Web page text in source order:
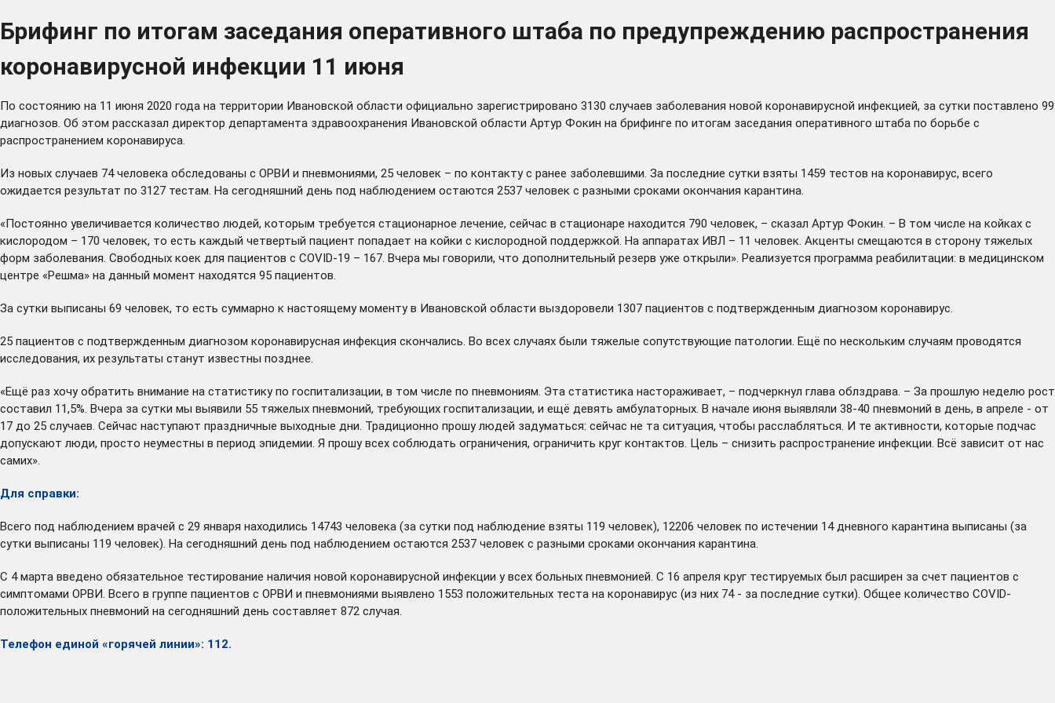
Брифинг по итогам заседания оперативного штаба по предупреждению распространения
коронавирусной инфекции 11 июня
По состоянию на 11 июня 2020 года на территории Ивановской области официально зарегистрировано 3130 случаев заболевания новой коронавирусной инфекцией, за сутки поставлено 99
диагнозов. Об этом рассказал директор департамента здравоохранения Ивановской области Артур Фокин на брифинге по итогам заседания оперативного штаба по борьбе с
распространением коронавируса.
Из новых случаев 74 человека обследованы с ОРВИ и пневмониями, 25 человек – по контакту с ранее заболевшими. За последние сутки взяты 1459 тестов на коронавирус, всего
ожидается результат по 3127 тестам. На сегодняшний день под наблюдением остаются 2537 человек с разными сроками окончания карантина.
«Постоянно увеличивается количество людей, которым требуется стационарное лечение, сейчас в стационаре находится 790 человек, – сказал Артур Фокин. – В том числе на койках с
кислородом – 170 человек, то есть каждый четвертый пациент попадает на койки с кислородной поддержкой. На аппаратах ИВЛ – 11 человек. Акценты смещаются в сторону тяжелых
форм заболевания. Свободных коек для пациентов с COVID-19­ – 167. Вчера мы говорили, что дополнительный резерв уже открыли». Реализуется программа реабилитации: в медицинском
центре «Решма» на данный момент находятся 95 пациентов.
За сутки выписаны 69 человек, то есть суммарно к настоящему моменту в Ивановской области выздоровели 1307 пациентов с подтвержденным диагнозом коронавирус.
25 пациентов с подтвержденным диагнозом коронавирусная инфекция скончались. Во всех случаях были тяжелые сопутствующие патологии. Ещё по нескольким случаям проводятся
исследования, их результаты станут известны позднее.
«Ещё раз хочу обратить внимание на статистику по госпитализации, в том числе по пневмониям. Эта статистика настораживает, – подчеркнул глава облздрава. – За прошлую неделю рост
составил 11,5%. Вчера за сутки мы выявили 55 тяжелых пневмоний, требующих госпитализации, и ещё девять амбулаторных. В начале июня выявляли 38-40 пневмоний в день, в апреле - от
17 до 25 случаев. Сейчас наступают праздничные выходные дни. Традиционно прошу людей задуматься: сейчас не та ситуация, чтобы расслабляться. И те активности, которые подчас
допускают люди, просто неуместны в период эпидемии. Я прошу всех соблюдать ограничения, ограничить круг контактов. Цель – снизить распространение инфекции. Всё зависит от нас
самих».
Для справки:
Всего под наблюдением врачей с 29 января находились 14743 человека (за сутки под наблюдение взяты 119 человек), 12206 человек по истечении 14 дневного карантина выписаны (за
сутки выписаны 119 человек). На сегодняшний день под наблюдением остаются 2537 человек с разными сроками окончания карантина.
С 4 марта введено обязательное тестирование наличия новой коронавирусной инфекции у всех больных пневмонией. С 16 апреля круг тестируемых был расширен за счет пациентов с
симптомами ОРВИ. Всего в группе пациентов с ОРВИ и пневмониями выявлено 1553 положительных теста на коронавирус (из них 74 - за последние сутки). Общее количество COVID-
положительных пневмоний на сегодняшний день составляет 872 случая.
Телефон единой «горячей линии»: 112.